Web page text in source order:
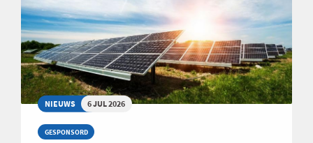
NIEUWS 6 JUL 2026
GESPONSORD